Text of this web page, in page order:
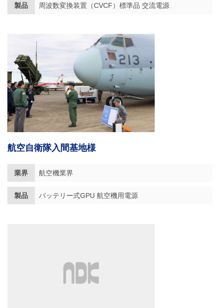
製品 周波数変換装置（CVCF）標準品 交流電源
航空自衛隊入間基地様
業界 航空機業界
製品 バッテリー式GPU 航空機用電源